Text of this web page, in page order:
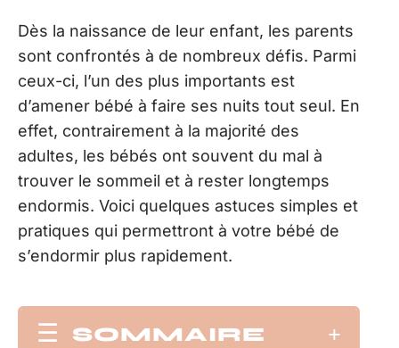
Dès la naissance de leur enfant, les parents
sont confrontés à de nombreux défis. Parmi
ceux-ci, l’un des plus importants est
d’amener bébé à faire ses nuits tout seul. En
effet, contrairement à la majorité des
adultes, les bébés ont souvent du mal à
trouver le sommeil et à rester longtemps
endormis. Voici quelques astuces simples et
pratiques qui permettront à votre bébé de
s’endormir plus rapidement.
SOMMAIRE